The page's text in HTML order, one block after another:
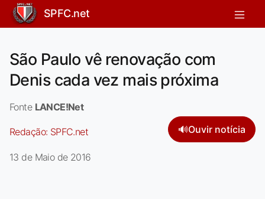
SPFC.net
São Paulo vê renovação com
Denis cada vez mais próxima
Fonte LANCE!Net
Redação: SPFC.net 🔊Ouvir notícia
13 de Maio de 2016